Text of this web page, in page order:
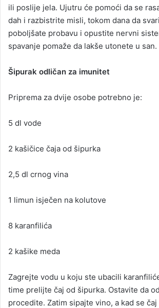
ili poslije jela. Ujutru će pomoći da se
dah i razbistrite misli, tokom dana da
poboljšate probavu i opustite nervni
spavanje pomaže da lakše utonete u san.
Šipurak odličan za imunitet
Priprema za dvije osobe potrebno je:
5 dl vode
2 kašičice čaja od šipurka
2,5 dl crnog vina
1 limun isječen na kolutove
8 karanfilića
2 kašike meda
Zagrejte vodu u koju ste ubacili
time prelijte čaj od šipurka. Ostavite da
procedite. Zatim sipajte vino, a kad se